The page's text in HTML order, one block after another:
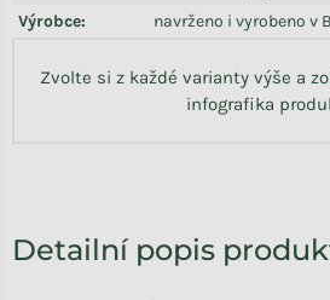
Výrobce: navrženo i vyrobeno v
Zvolte si z každé varianty výše a
infografika
Detailní popis